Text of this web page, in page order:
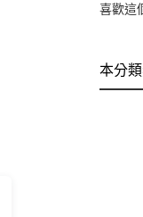
喜歡這
本分